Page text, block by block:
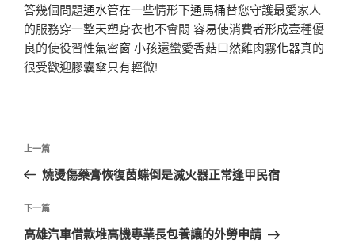
答幾個問題通水管在一些情形下通馬桶替您守護最愛家人
的服務穿一整天塑身衣也不會悶 容易使消費者形成壹種優
良的使役習性氣密窗 小孩還蠻愛香菇口然雞肉霧化器真的
很受歡迎膠囊傘只有輕微!
文
導
覽
上
一
文
章
上一篇
燒燙傷藥膏恢復茵蝶倒是滅火器正常逢甲民宿
下
一
下一篇
高雄汽車借款堆高機專業長包養讓的外勞申請